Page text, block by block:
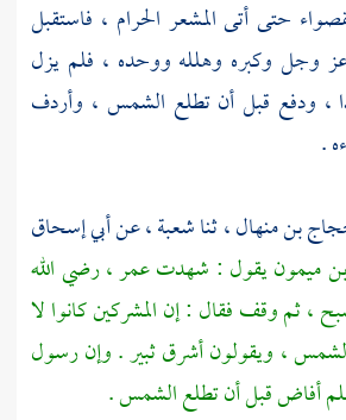
حتى أتىالمشعر الحرام ، فاستقبل
عز وجل وكبره وهلله ووحده ، فلم يزل
، ودفع قبل أن تطلع الشمس ، وأردف
.
بن منهال، ثناشعبة، عنأبي إسحاق
ميمونيقول : شهدتعمر، رضي الله
، ثم وقف فقال : إن المشركين كانوا لا
، ويقولون أشرق ثبير . وإن رسول
أفاض قبل أن تطلع الشمس .